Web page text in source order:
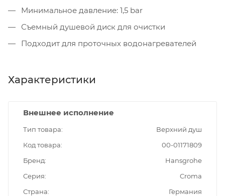
Минимальное давление: 1,5 bar
Съемный душевой диск для очистки
Подходит для проточных водонагревателей
Характеристики
Внешнее исполнение
Тип товара
Верхний душ
Код товара
00-01171809
Бренд
Hansgrohe
Серия
Croma
Страна
Германия